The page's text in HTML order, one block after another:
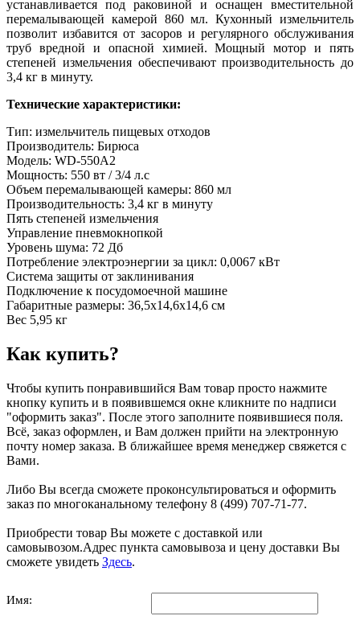
устанавливается под раковиной и оснащен вместительной
перемалывающей камерой 860 мл. Кухонный измельчитель
позволит избавится от засоров и регулярного обслуживания
труб вредной и опасной химией. Мощный мотор и пять
степеней измельчения обеспечивают производительность до
3,4 кг в минуту.
Технические характеристики:
Тип: измельчитель пищевых отходов
Производитель: Бирюса
Модель: WD-550A2
Мощность: 550 вт / 3/4 л.с
Объем перемалывающей камеры: 860 мл
Производительность: 3,4 кг в минуту
Пять степеней измельчения
Управление пневмокнопкой
Уровень шума: 72 Дб
Потребление электроэнергии за цикл: 0,0067 кВт
Система защиты от заклинивания
Подключение к посудомоечной машине
Габаритные размеры: 36,5х14,6х14,6 см
Вес 5,95 кг
Как купить?
Чтобы купить понравившийся Вам товар просто нажмите
кнопку купить и в появившемся окне кликните по надписи
"оформить заказ". После этого заполните появившиеся поля.
Всё, заказ оформлен, и Вам должен прийти на электронную
почту номер заказа. В ближайшее время менеджер свяжется с
Вами.
Либо Вы всегда сможете проконсультироваться и оформить
заказ по многоканальному телефону 8 (499) 707-71-77.
Приобрести товар Вы можете с доставкой или
самовывозом.Адрес пункта самовывоза и цену доставки Вы
сможете увидеть Здесь.
Имя: